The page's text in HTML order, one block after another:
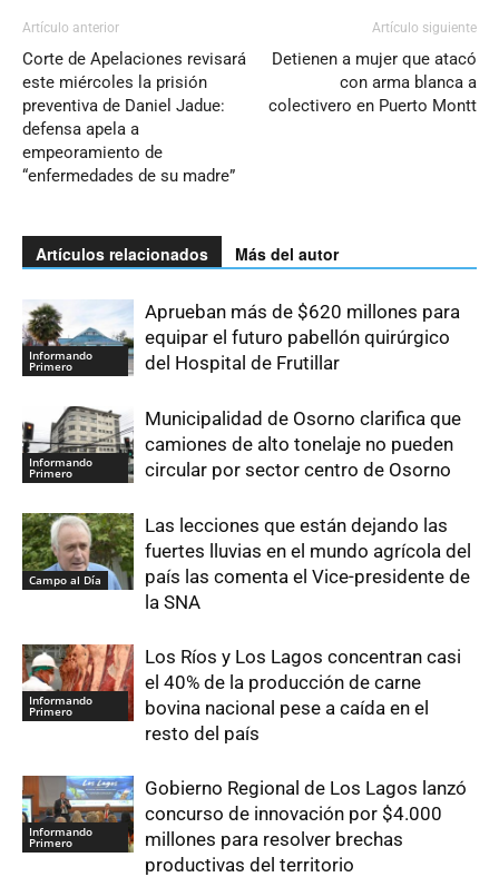
Artículo anterior
Corte de Apelaciones revisará
este miércoles la prisión
preventiva de Daniel Jadue:
defensa apela a
empeoramiento de
“enfermedades de su madre”
Artículo siguiente
Detienen a mujer que atacó
con arma blanca a
colectivero en Puerto Montt
Artículos relacionados Más del autor
Informando
Primero
Aprueban más de $620 millones para
equipar el futuro pabellón quirúrgico
del Hospital de Frutillar
Informando
Primero
Municipalidad de Osorno clarifica que
camiones de alto tonelaje no pueden
circular por sector centro de Osorno
Campo al Día
Las lecciones que están dejando las
fuertes lluvias en el mundo agrícola del
país las comenta el Vice-presidente de
la SNA
Informando
Primero
Los Ríos y Los Lagos concentran casi
el 40% de la producción de carne
bovina nacional pese a caída en el
resto del país
Informando
Primero
Gobierno Regional de Los Lagos lanzó
concurso de innovación por $4.000
millones para resolver brechas
productivas del territorio